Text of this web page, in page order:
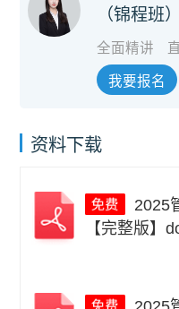
（锦程班）
全面精讲
我要报名
资料下载
【完整版】